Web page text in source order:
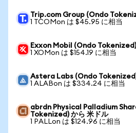
Trip.com Group (Ondo
1 TCOMon は $45.95 に相当
Exxon Mobil (Ondo
1 XOMon は $154.19 に相当
Astera Labs (Ondo
1 ALABon は $334.24 に相当
abrdn Physical Palladium
Tokenized) から 米ドル
1 PALLon は $124.96 に相当